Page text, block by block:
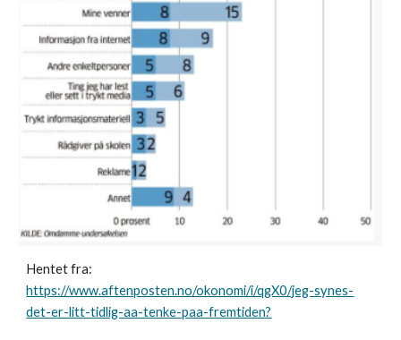
Hentet fra:
https://www.aftenposten.no/okonomi/i/qgX0/jeg-synes-
det-er-litt-tidlig-aa-tenke-paa-fremtiden?